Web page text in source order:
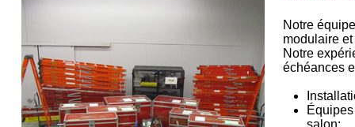
Notre
modulaire
Notre
échéances
salon;